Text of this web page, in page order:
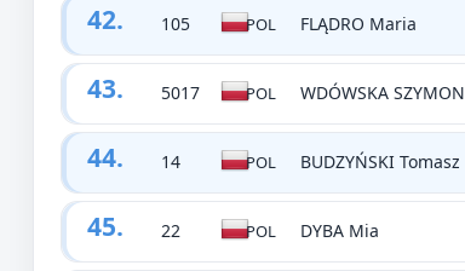
42. 105 POL FLĄDRO Maria
43. 5017 POL WDÓWSKA SZYMON
44. 14 POL BUDZYŃSKI Tomasz
45. 22 POL DYBA Mia